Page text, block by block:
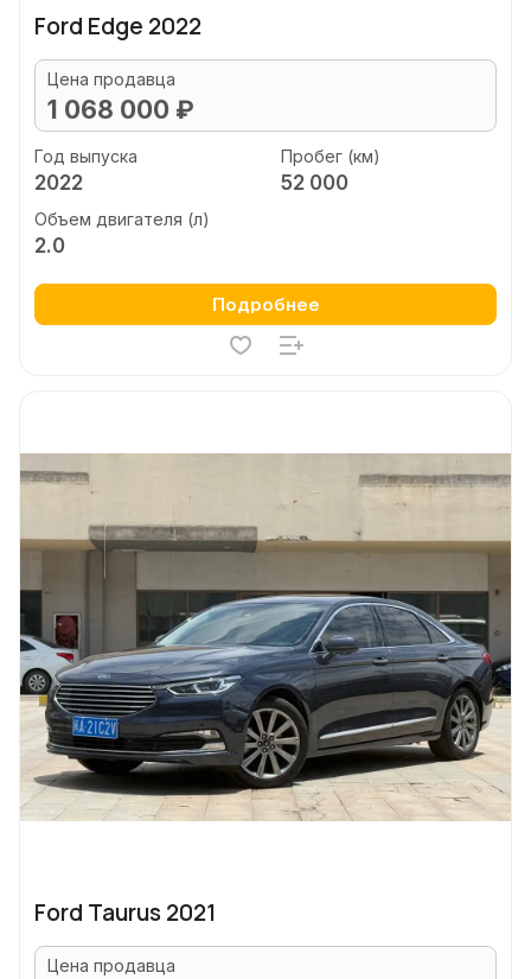
Ford Edge 2022
Цена продавца
1 068 000 ₽
Год выпуска
2022
Пробег (км)
52 000
Объем двигателя (л)
2.0
Подробнее
Ford Taurus 2021
Цена продавца